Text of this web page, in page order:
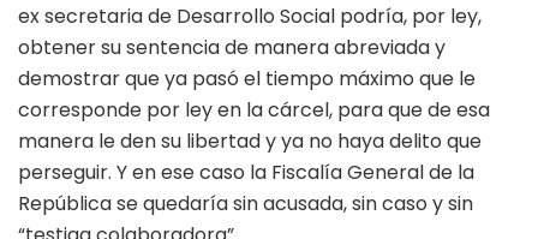
ex secretaria de Desarrollo Social podría, por ley,
obtener su sentencia de manera abreviada y
demostrar que ya pasó el tiempo máximo que le
corresponde por ley en la cárcel, para que de esa
manera le den su libertad y ya no haya delito que
perseguir. Y en ese caso la Fiscalía General de la
República se quedaría sin acusada, sin caso y sin